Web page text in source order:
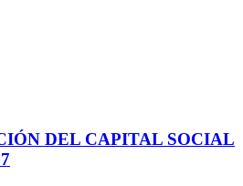
DEL CAPITAL SOCIAL